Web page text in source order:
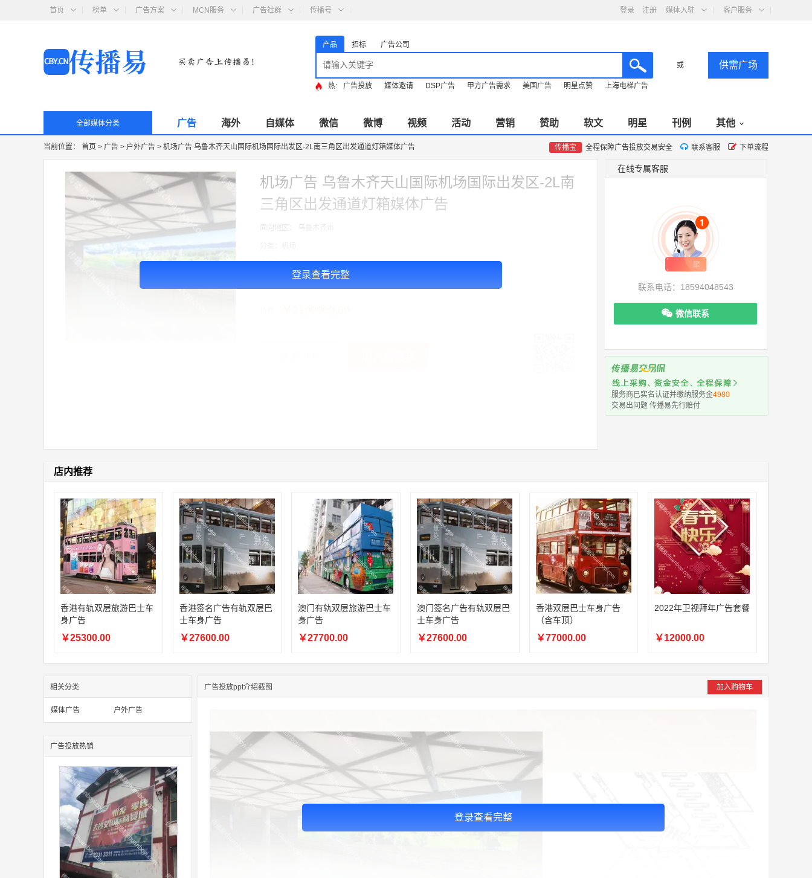
首页 榜单 广告方案 MCN服务 广告社群 传播号 登录 注册 媒体入驻 客户服务
产品 招标 广告公司
或 供需广场
热: 广告投放 媒体邀请 DSP广告 甲方广告需求 美国广告 明星点赞 上海电梯广告
全部媒体分类 广告 海外 自媒体 微信 微博 视频 活动 营销 赞助 软文 明星 刊例 其他
当前位置： 首页 > 广告 > 户外广告 > 机场广告 乌鲁木齐天山国际机场国际出发区-2L南三角区出发通道灯箱媒体广告 传播宝 全程保障广告投放交易安全 联系客服 下单流程
登录查看完整
机场广告 乌鲁木齐天山国际机场国际出发区-2L南
三角区出发通道灯箱媒体广告
08:36:41
191****0991 联系了该媒体所在商家
05:24:34
186****8762
联系了该媒体所在商家
06:11:20
166****9198 联系了该媒体所在商家
05:17:23
182****1341 联系了该媒体所在商家
03:00:41 153****4020 联系了该媒体所在商家
08:52:47 155****6115 联系了该媒体所在商家
03:27:46 181****7631 联系了该媒体所在商家
03:18:49 173****0620 联系了该媒体所在商家
03:20:56 156****3374
联系了该媒体所在商家
03:42:33 158****0746
联系了该媒体所在商家
12:40:20 177****7961 联系了该媒体所在商家
在线专属客服
联系电话：18594048543
微信联系
服务商已实名认证并缴纳服务金4980
交易出问题 传播易先行赔付
店内推荐
香港有轨双层旅游巴士车
身广告
￥25300.00
香港签名广告有轨双层巴
士车身广告
￥27600.00
澳门有轨双层旅游巴士车
身广告
￥27700.00
澳门签名广告有轨双层巴
士车身广告
￥27600.00
香港双层巴士车身广告
（含车顶）
￥77000.00
2022年卫视拜年广告套餐
￥12000.00
相关分类
媒体广告 户外广告
广告投放热销
广告投放ppt介绍截图 加入购物车
登录查看完整